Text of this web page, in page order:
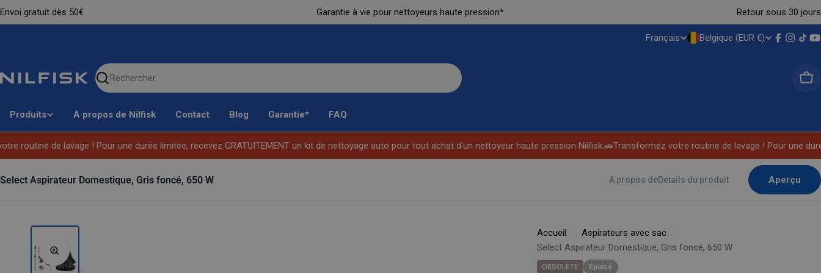
Ignorer
Envoi gratuit dès 50€ Garantie à vie pour nettoyeurs haute pression* Retour sous 30 jours
L
U
E
Français
P
/
R
É
Belgique (EUR €)
Facebook
Chercher
notre
Produits À propos de Nilfisk Contact Blog Garantie* FAQ
routine de lavage ! Pour une durée limitée, recevez GRATUITEMENT un kit de nettoyage auto pour tout achat d'un nettoyeur haute pression Nilfisk.🚗Transformez votre routine de lavage ! Pour une
Select Aspirateur Domestique, Gris foncé, 650 W A propos deDétails du produit Aperçu
Accueil
Aspirateurs avec sac
Select Aspirateur Domestique, Gris foncé, 650 W
OBSOLÈTE Épuisé